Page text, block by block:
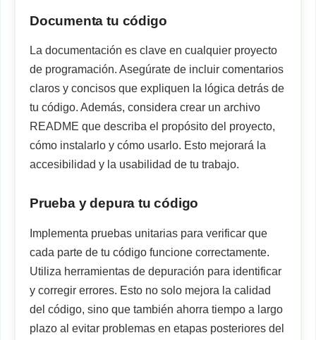
Documenta tu código
La documentación es clave en cualquier proyecto
de programación. Asegúrate de incluir comentarios
claros y concisos que expliquen la lógica detrás de
tu código. Además, considera crear un archivo
README que describa el propósito del proyecto,
cómo instalarlo y cómo usarlo. Esto mejorará la
accesibilidad y la usabilidad de tu trabajo.
Prueba y depura tu código
Implementa pruebas unitarias para verificar que
cada parte de tu código funcione correctamente.
Utiliza herramientas de depuración para identificar
y corregir errores. Esto no solo mejora la calidad
del código, sino que también ahorra tiempo a largo
plazo al evitar problemas en etapas posteriores del